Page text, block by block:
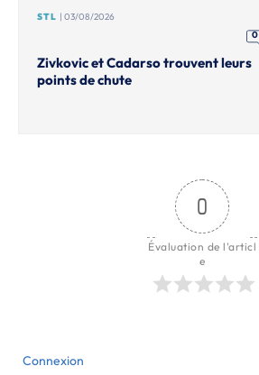
STL | 03/08/2026
0
Zivkovic et Cadarso trouvent leurs
points de chute
0
Évaluation de l'articl
e
Connexion